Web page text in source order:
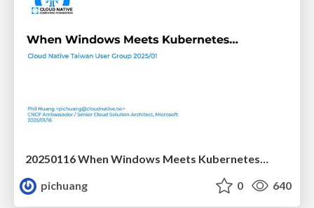
20250116 When Windows Meets Kubernetes…
pichuang
0 640